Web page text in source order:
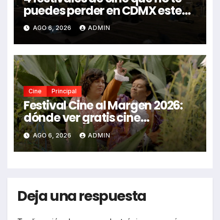
puedes perder en CDMX este
2026
AGO 6, 2026 ADMIN
Cine Principal
Festival Cine al Margen 2026:
dónde ver gratis cine
mexicano independiente en
CDMX y en línea
AGO 6, 2026 ADMIN
Deja una respuesta